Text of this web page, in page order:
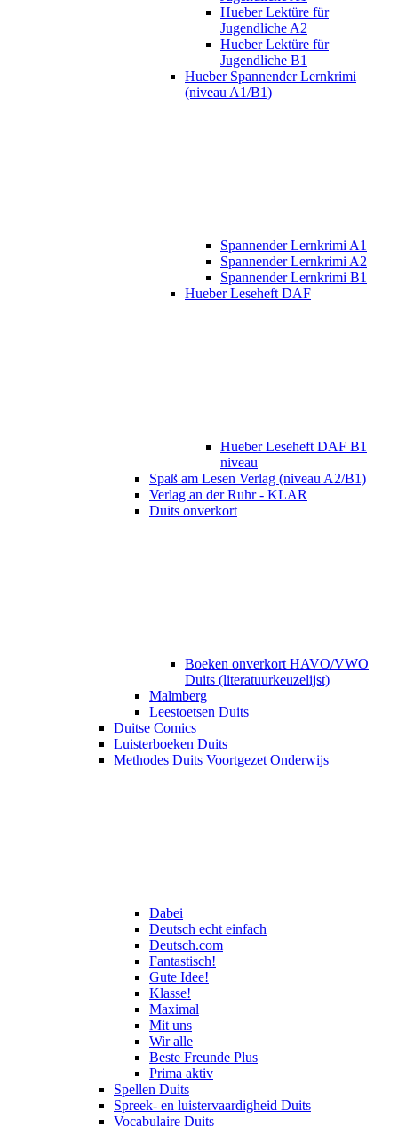
Hueber Lektüre für
Jugendliche A2
Hueber Lektüre für
Jugendliche B1
Hueber Spannender Lernkrimi
(niveau A1/B1)
Spannender Lernkrimi A1
Spannender Lernkrimi A2
Spannender Lernkrimi B1
Hueber Leseheft DAF
Hueber Leseheft DAF B1
niveau
Spaß am Lesen Verlag (niveau A2/B1)
Verlag an der Ruhr - KLAR
Duits onverkort
Boeken onverkort HAVO/VWO
Duits (literatuurkeuzelijst)
Malmberg
Leestoetsen Duits
Duitse Comics
Luisterboeken Duits
Methodes Duits Voortgezet Onderwijs
Dabei
Deutsch echt einfach
Deutsch.com
Fantastisch!
Gute Idee!
Klasse!
Maximal
Mit uns
Wir alle
Beste Freunde Plus
Prima aktiv
Spellen Duits
Spreek- en luistervaardigheid Duits
Vocabulaire Duits